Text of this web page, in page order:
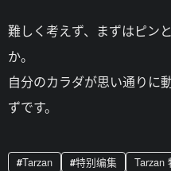
難しく考えず、まずはピン
か。
自分のカラダが思い通りに
ずです。
Tarzan 特别编集 Tarzan